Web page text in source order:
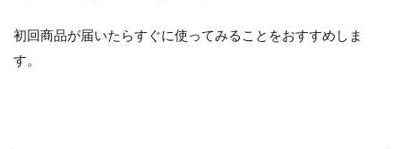
初回商品が届いたらすぐに使ってみることをおすすめしま
す。